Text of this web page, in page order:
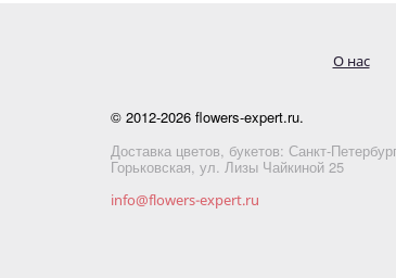
О нас
© 2012-2026 flowers-expert.ru.
Доставка цветов, букетов: Санкт-
Горьковская, ул. Лизы Чайкиной 25
info@flowers-expert.ru